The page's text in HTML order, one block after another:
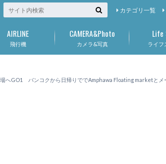
カテゴリ一覧
飛行機
AIRLINE
カメラ&写真
CAMERA&Photo
ライフ
Life
へGO1 バンコクから日帰りででAmphawa Floating marketとメ